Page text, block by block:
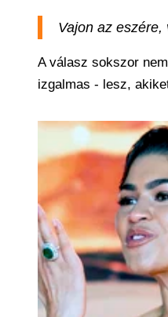
Vajon az
A válasz sokszor
izgalmas - lesz,